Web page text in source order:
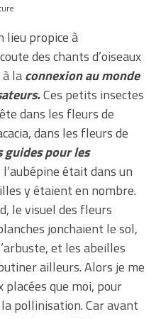
lieu propice à
des chants d’oiseaux
laconnexion au monde
Ces petits insectes
dans les fleurs de
dans les fleurs de
guides pour les
l’aubépine était dans un
y étaient en nombre.
le visuel des fleurs
jonchaient le sol,
et les abeilles
ailleurs. Alors je me
que moi, pour
pollinisation. Car avant